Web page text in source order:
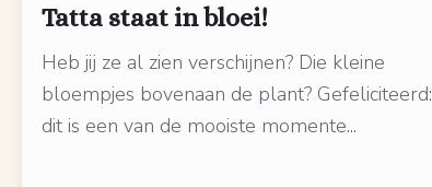
Tatta staat in bloei!
Heb jij ze al zien verschijnen? Die kleine
bloempjes bovenaan de plant? Gefeliciteerd:
dit is een van de mooiste momente...